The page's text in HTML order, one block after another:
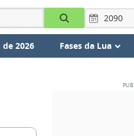
2026 Fases da Lua